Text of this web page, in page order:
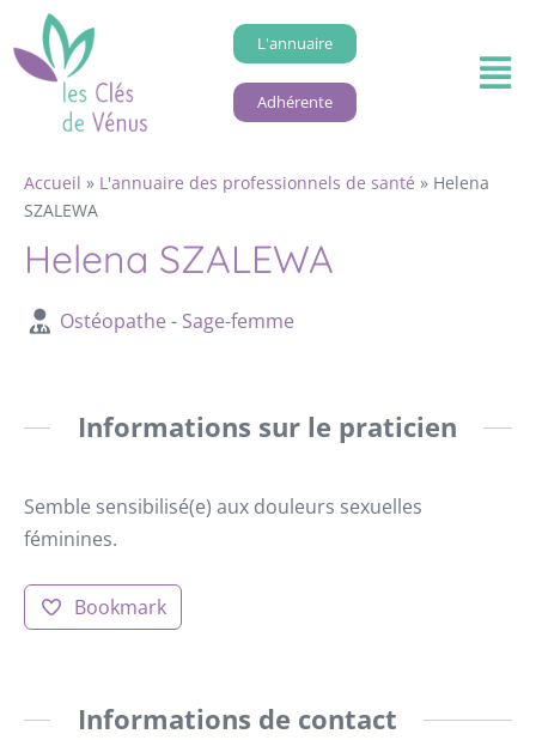
L'annuaire
Adhérente
Accueil » L'annuaire des professionnels de santé » Helena
SZALEWA
Helena SZALEWA
Ostéopathe - Sage-femme
Informations sur le praticien
Semble sensibilisé(e) aux douleurs sexuelles
féminines.
Bookmark
Informations de contact